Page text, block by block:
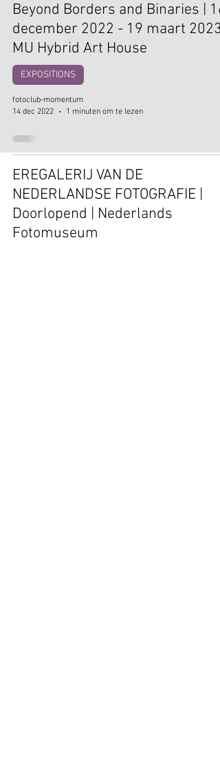
Beyond Borders and Binaries | 16
december 2022 - 19 maart 2023 |
MU Hybrid Art House
EXPOSITIONS
fotoclub-momentum
14 dec 2022
1 minuten om te lezen
EREGALERIJ VAN DE
NEDERLANDSE FOTOGRAFIE |
Doorlopend | Nederlands
Fotomuseum